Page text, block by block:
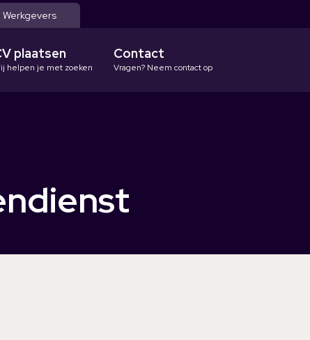
Werkgevers
plaatsen
helpen je met zoeken
Contact
Vragen? Neem contact op